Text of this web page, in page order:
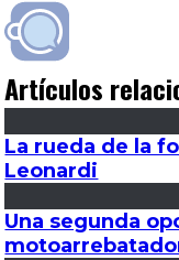
Artículos
La rueda de la
Leonardi
Una segunda